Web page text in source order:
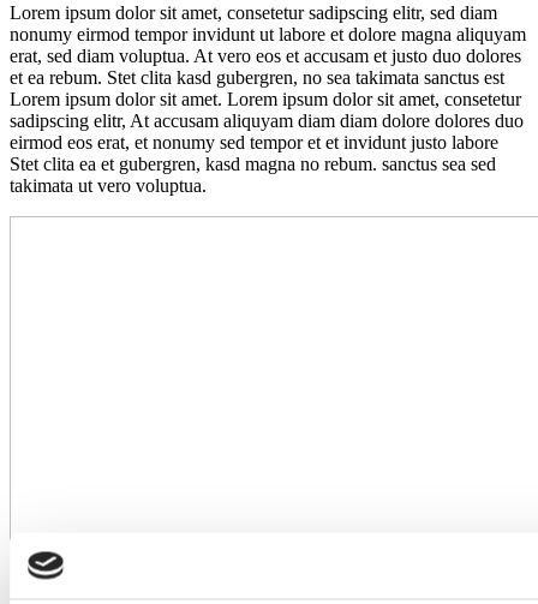
Lorem ipsum dolor sit amet, consetetur sadipscing elitr, sed diam
nonumy eirmod tempor invidunt ut labore et dolore magna aliquyam
erat, sed diam voluptua. At vero eos et accusam et justo duo dolores
et ea rebum. Stet clita kasd gubergren, no sea takimata sanctus est
Lorem ipsum dolor sit amet. Lorem ipsum dolor sit amet, consetetur
sadipscing elitr, At accusam aliquyam diam diam dolore dolores duo
eirmod eos erat, et nonumy sed tempor et et invidunt justo labore
Stet clita ea et gubergren, kasd magna no rebum. sanctus sea sed
takimata ut vero voluptua.